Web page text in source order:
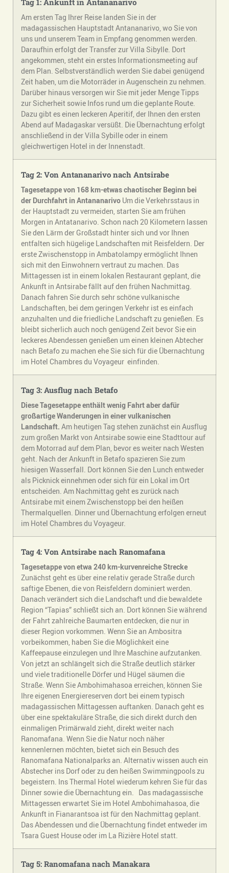
Am ersten Tag Ihrer Reise landen Sie in der
madagassischen Hauptstadt Antananarivo, wo Sie von
uns und unserem Team in Empfang genommen werden.
Daraufhin erfolgt der Transfer zur Villa Sibylle. Dort
angekommen, steht ein erstes Informationsmeeting auf
dem Plan. Selbstverständlich werden Sie dabei genügend
Zeit haben, um die Motorräder in Augenschein zu nehmen.
Darüber hinaus versorgen wir Sie mit jeder Menge Tipps
zur Sicherheit sowie Infos rund um die geplante Route.
Dazu gibt es einen leckeren Aperitif, der Ihnen den ersten
Abend auf Madagaskar versüßt. Die Übernachtung erfolgt
anschließend in der Villa Sybille oder in einem
gleichwertigen Hotel in der Innenstadt.
Tag 2: Von Antananarivo nach Antsirabe
Tagesetappe von 168 km-etwas chaotischer Beginn bei
der Durchfahrt in Antananarivo Um die Verkehrsstaus in
der Hauptstadt zu vermeiden, starten Sie am frühen
Morgen in Antatanarivo. Schon nach 20 Kilometern lassen
Sie den Lärm der Großstadt hinter sich und vor Ihnen
entfalten sich hügelige Landschaften mit Reisfeldern. Der
erste Zwischenstopp in Ambatolampy ermöglicht Ihnen
sich mit den Einwohnern vertraut zu machen. Das
Mittagessen ist in einem lokalen Restaurant geplant, die
Ankunft in Antsirabe fällt auf den frühen Nachmittag.
Danach fahren Sie durch sehr schöne vulkanische
Landschaften, bei dem geringen Verkehr ist es einfach
anzuhalten und die friedliche Landschaft zu genießen. Es
bleibt sicherlich auch noch genügend Zeit bevor Sie ein
leckeres Abendessen genießen um einen kleinen Abtecher
nach Betafo zu machen ehe Sie sich für die Übernachtung
im Hotel Chambres du Voyageur einfinden.
Tag 3: Ausflug nach Betafo
Diese Tagesetappe enthält wenig Fahrt aber dafür
großartige Wanderungen in einer vulkanischen
Landschaft. Am heutigen Tag stehen zunächst ein Ausflug
zum großen Markt von Antsirabe sowie eine Stadttour auf
dem Motorrad auf dem Plan, bevor es weiter nach Westen
geht. Nach der Ankunft in Betafo spazieren Sie zum
hiesigen Wasserfall. Dort können Sie den Lunch entweder
als Picknick einnehmen oder sich für ein Lokal im Ort
entscheiden. Am Nachmittag geht es zurück nach
Antsirabe mit einem Zwischenstopp bei den heißen
Thermalquellen. Dinner und Übernachtung erfolgen erneut
im Hotel Chambres du Voyageur.
Tag 4: Von Antsirabe nach Ranomafana
Tagesetappe von etwa 240 km-kurvenreiche Strecke
Zunächst geht es über eine relativ gerade Straße durch
saftige Ebenen, die von Reisfeldern dominiert werden.
Danach verändert sich die Landschaft und die bewaldete
Region “Tapias” schließt sich an. Dort können Sie während
der Fahrt zahlreiche Baumarten entdecken, die nur in
dieser Region vorkommen. Wenn Sie an Ambositra
vorbeikommen, haben Sie die Möglichkeit eine
Kaffeepause einzulegen und Ihre Maschine aufzutanken.
Von jetzt an schlängelt sich die Straße deutlich stärker
und viele traditionelle Dörfer und Hügel säumen die
Straße. Wenn Sie Ambohimahasoa erreichen, können Sie
Ihre eigenen Energiereserven dort bei einem typisch
madagassischen Mittagessen auftanken. Danach geht es
über eine spektakuläre Straße, die sich direkt durch den
einmaligen Primärwald zieht, direkt weiter nach
Ranomafana. Wenn Sie die Natur noch näher
kennenlernen möchten, bietet sich ein Besuch des
Ranomafana Nationalparks an. Alternativ wissen auch ein
Abstecher ins Dorf oder zu den heißen Swimmingpools zu
begeistern. Ins Thermal Hotel wiederum kehren Sie für das
Dinner sowie die Übernachtung ein. Das madagassische
Mittagessen erwartet Sie im Hotel Ambohimahasoa, die
Ankunft in Fianarantsoa ist für den Nachmittag geplant.
Das Abendessen und die Übernachtung findet entweder im
Tsara Guest House oder im La Rizière Hotel statt.
Tag 5: Ranomafana nach Manakara